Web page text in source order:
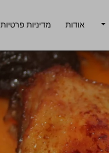
אודות מדיניות פרטיות